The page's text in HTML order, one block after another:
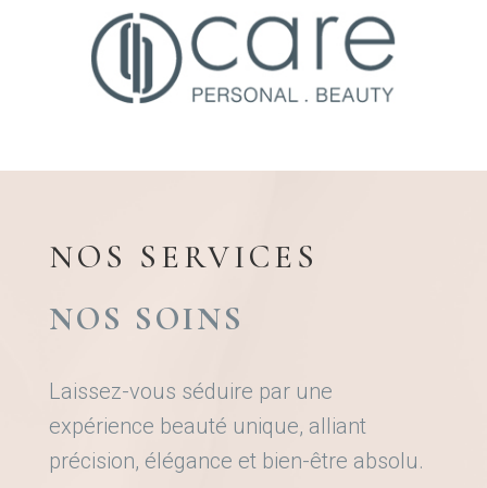
NOS SERVICES
NOS SOINS
Laissez-vous séduire par une
expérience beauté unique, alliant
précision, élégance et bien-être absolu.